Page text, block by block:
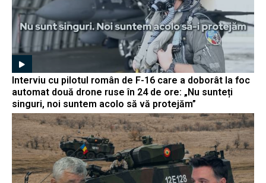
Interviu cu pilotul român de F-16 care a doborât la foc
automat două drone ruse în 24 de ore: „Nu sunteți
singuri, noi suntem acolo să vă protejăm”